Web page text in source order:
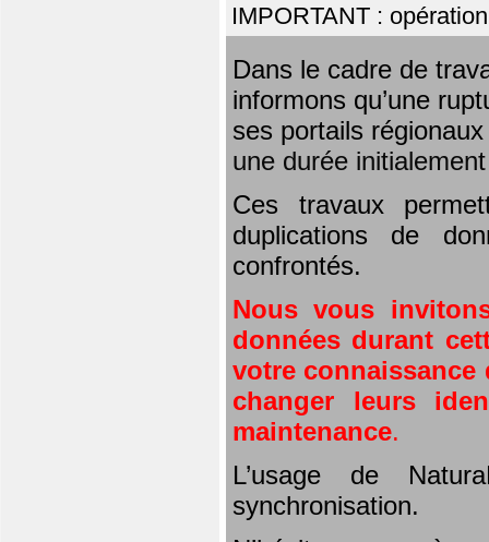
IMPORTANT :
Dans le cadre de
informons qu’une
ses portails
une durée
Ces travaux
duplications de
confrontés.
Nous vous
données durant
votre connaissance
changer leurs
maintenance.
L’usage de
synchronisation.